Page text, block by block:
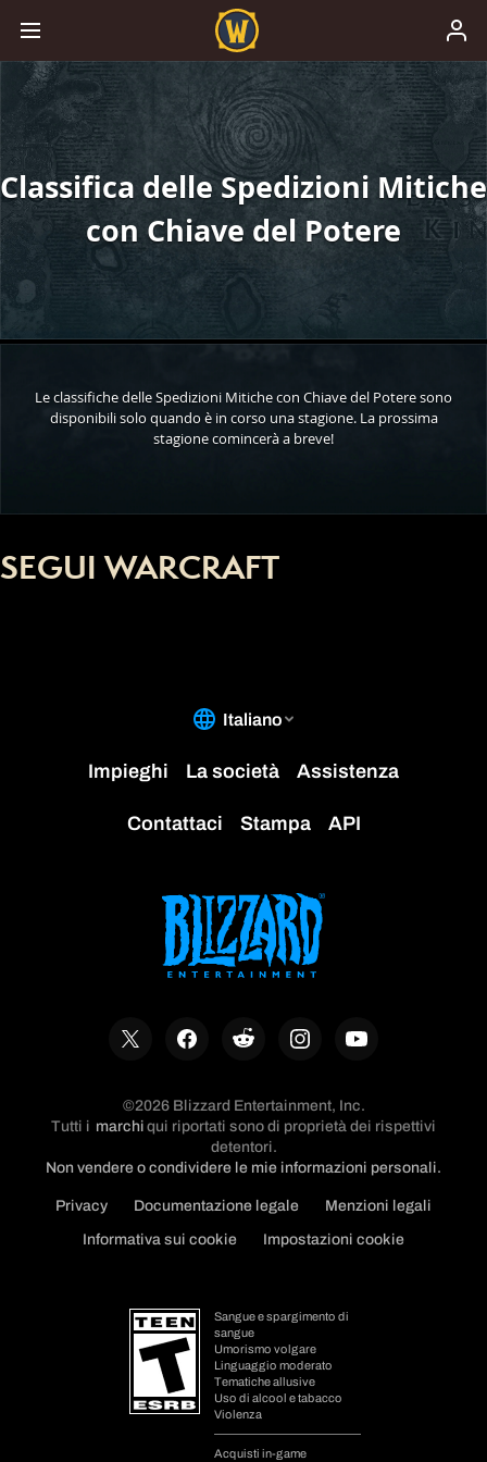
Classifica delle Spedizioni Mitiche
con Chiave del Potere
Le classifiche delle Spedizioni Mitiche con Chiave del Potere sono
disponibili solo quando è in corso una stagione. La prossima
stagione comincerà a breve!
SEGUI WARCRAFT